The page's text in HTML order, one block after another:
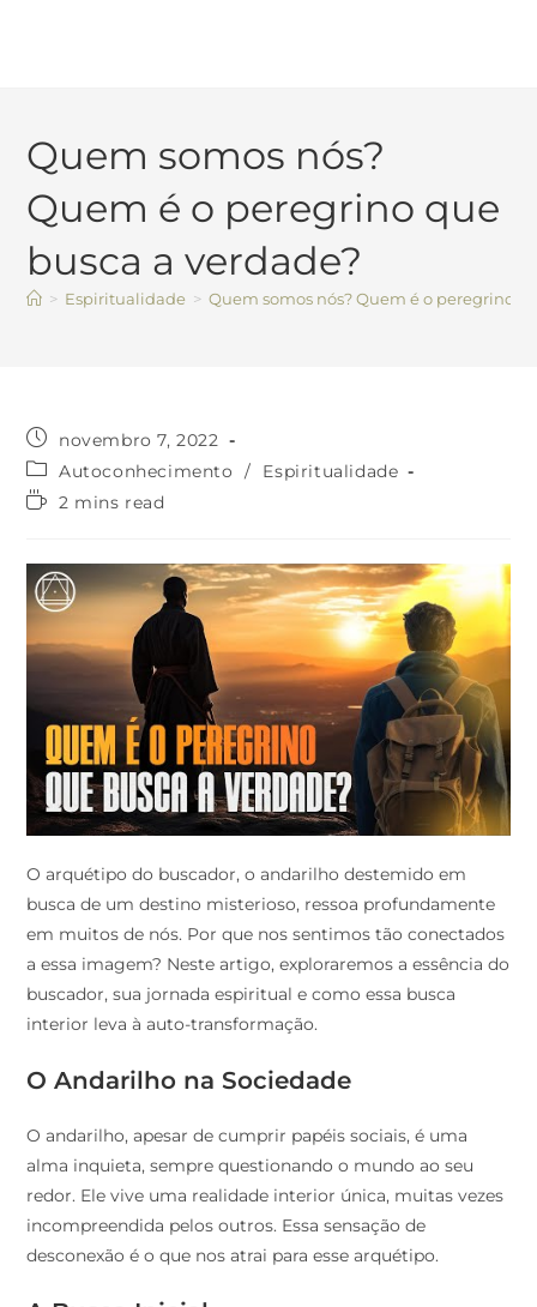
Quem somos nós?
Quem é o peregrino que
busca a verdade?
> Espiritualidade > Quem somos nós? Quem é o peregrino
novembro 7, 2022
Autoconhecimento
/
Espiritualidade
2 mins read
O arquétipo do buscador, o andarilho destemido em
busca de um destino misterioso, ressoa profundamente
em muitos de nós. Por que nos sentimos tão conectados
a essa imagem? Neste artigo, exploraremos a essência do
buscador, sua jornada espiritual e como essa busca
interior leva à auto-transformação.
O Andarilho na Sociedade
O andarilho, apesar de cumprir papéis sociais, é uma
alma inquieta, sempre questionando o mundo ao seu
redor. Ele vive uma realidade interior única, muitas vezes
incompreendida pelos outros. Essa sensação de
desconexão é o que nos atrai para esse arquétipo.